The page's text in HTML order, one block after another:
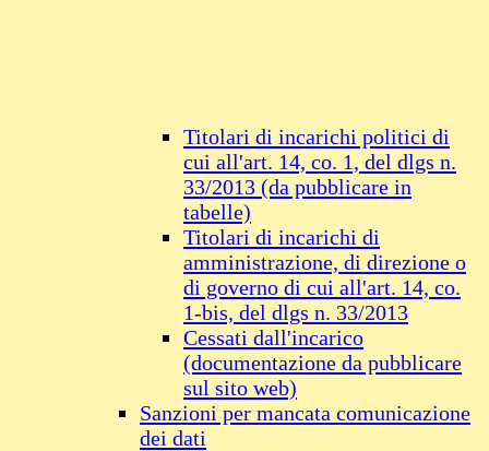
Titolari di incarichi politici di
cui all'art. 14, co. 1, del dlgs n.
33/2013 (da pubblicare in
tabelle)
Titolari di incarichi di
amministrazione, di direzione o
di governo di cui all'art. 14, co.
1-bis, del dlgs n. 33/2013
Cessati dall'incarico
(documentazione da pubblicare
sul sito web)
Sanzioni per mancata comunicazione
dei dati